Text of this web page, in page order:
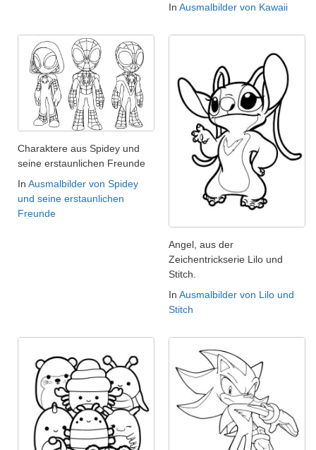
In Ausmalbilder von Kawaii
Charaktere aus Spidey und
seine erstaunlichen Freunde
In Ausmalbilder von Spidey
und seine erstaunlichen
Freunde
Angel, aus der
Zeichentrickserie Lilo und
Stitch.
In Ausmalbilder von Lilo und
Stitch